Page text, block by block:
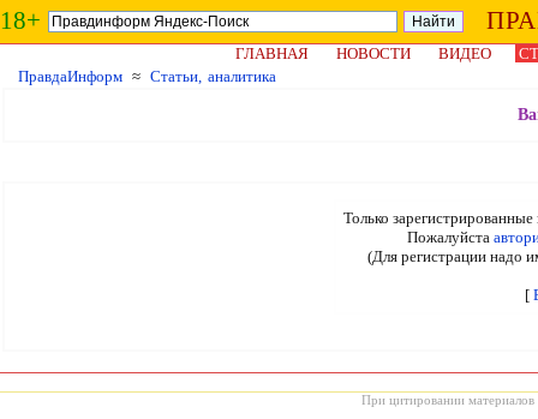
18+
ГЛАВНАЯ НОВОСТИ ВИДЕО
ПравдаИнформ ≈ Статьи, аналитика
Только
Пожалуйста
(Для регистрации надо
[
При цитировании материалов